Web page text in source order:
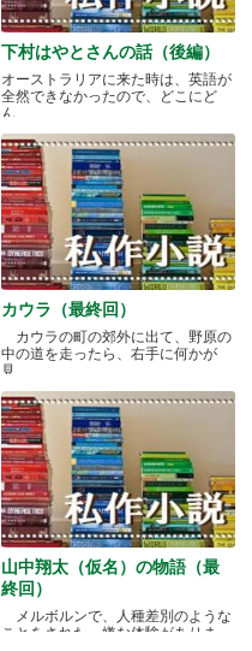
下村はやとさんの話（後編）
オーストラリアに来た時は、英語が
全然できなかったので、どこにど
ん.....
カウラ（最終回）
カウラの町の郊外に出て、野原の
中の道を走ったら、右手に何かが
見.....
山中翔太（仮名）の物語（最
終回）
メルボルンで、人種差別のような
ことをされた、嫌な体験がありま